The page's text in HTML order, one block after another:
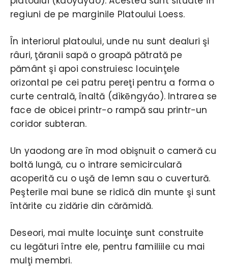
regiuni de pe marginile Platoului Loess.
În interiorul platoului, unde nu sunt dealuri şi
râuri, ţăranii sapă o groapă pătrată pe
pământ şi apoi construiesc locuinţele
orizontal pe cei patru pereţi pentru a forma o
curte centrală, înaltă (dìkēngyáo). Intrarea se
face de obicei printr-o rampă sau printr-un
coridor subteran.
Un yaodong are în mod obişnuit o cameră cu
boltă lungă, cu o intrare semicirculară
acoperită cu o uşă de lemn sau o cuvertură.
Peşterile mai bune se ridică din munte şi sunt
întărite cu zidărie din cărămidă.
Deseori, mai multe locuinţe sunt construite
cu legături între ele, pentru familiile cu mai
mulţi membri.